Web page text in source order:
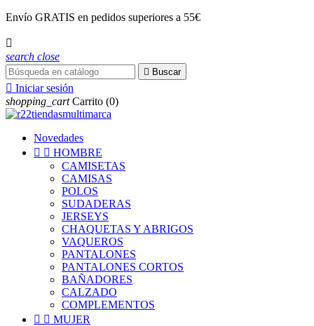
Envío GRATIS en pedidos superiores a 55€

search close
 Buscar
 Iniciar sesión
shopping_cart Carrito (0)
Novedades
  HOMBRE
CAMISETAS
CAMISAS
POLOS
SUDADERAS
JERSEYS
CHAQUETAS Y ABRIGOS
VAQUEROS
PANTALONES
PANTALONES CORTOS
BAÑADORES
CALZADO
COMPLEMENTOS
  MUJER